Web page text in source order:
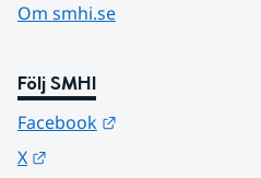
Om smhi.se
Följ SMHI
Facebook
X